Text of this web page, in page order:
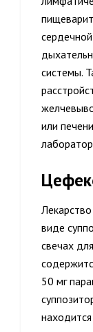
системы.
или
виде
свечах
50 мг